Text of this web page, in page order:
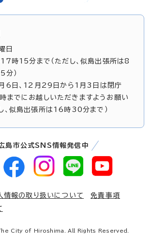
日
時15分まで（ただし、似島出張所は8
分）
月6日、12月29日から1月3日は閉庁
までにお越しいただきますようお願い
し、似島出張所は16時30分まで）
島市公式SNS情報発信中
情報の取り扱いについて
免責事項
City of Hiroshima. All Rights Reserved.